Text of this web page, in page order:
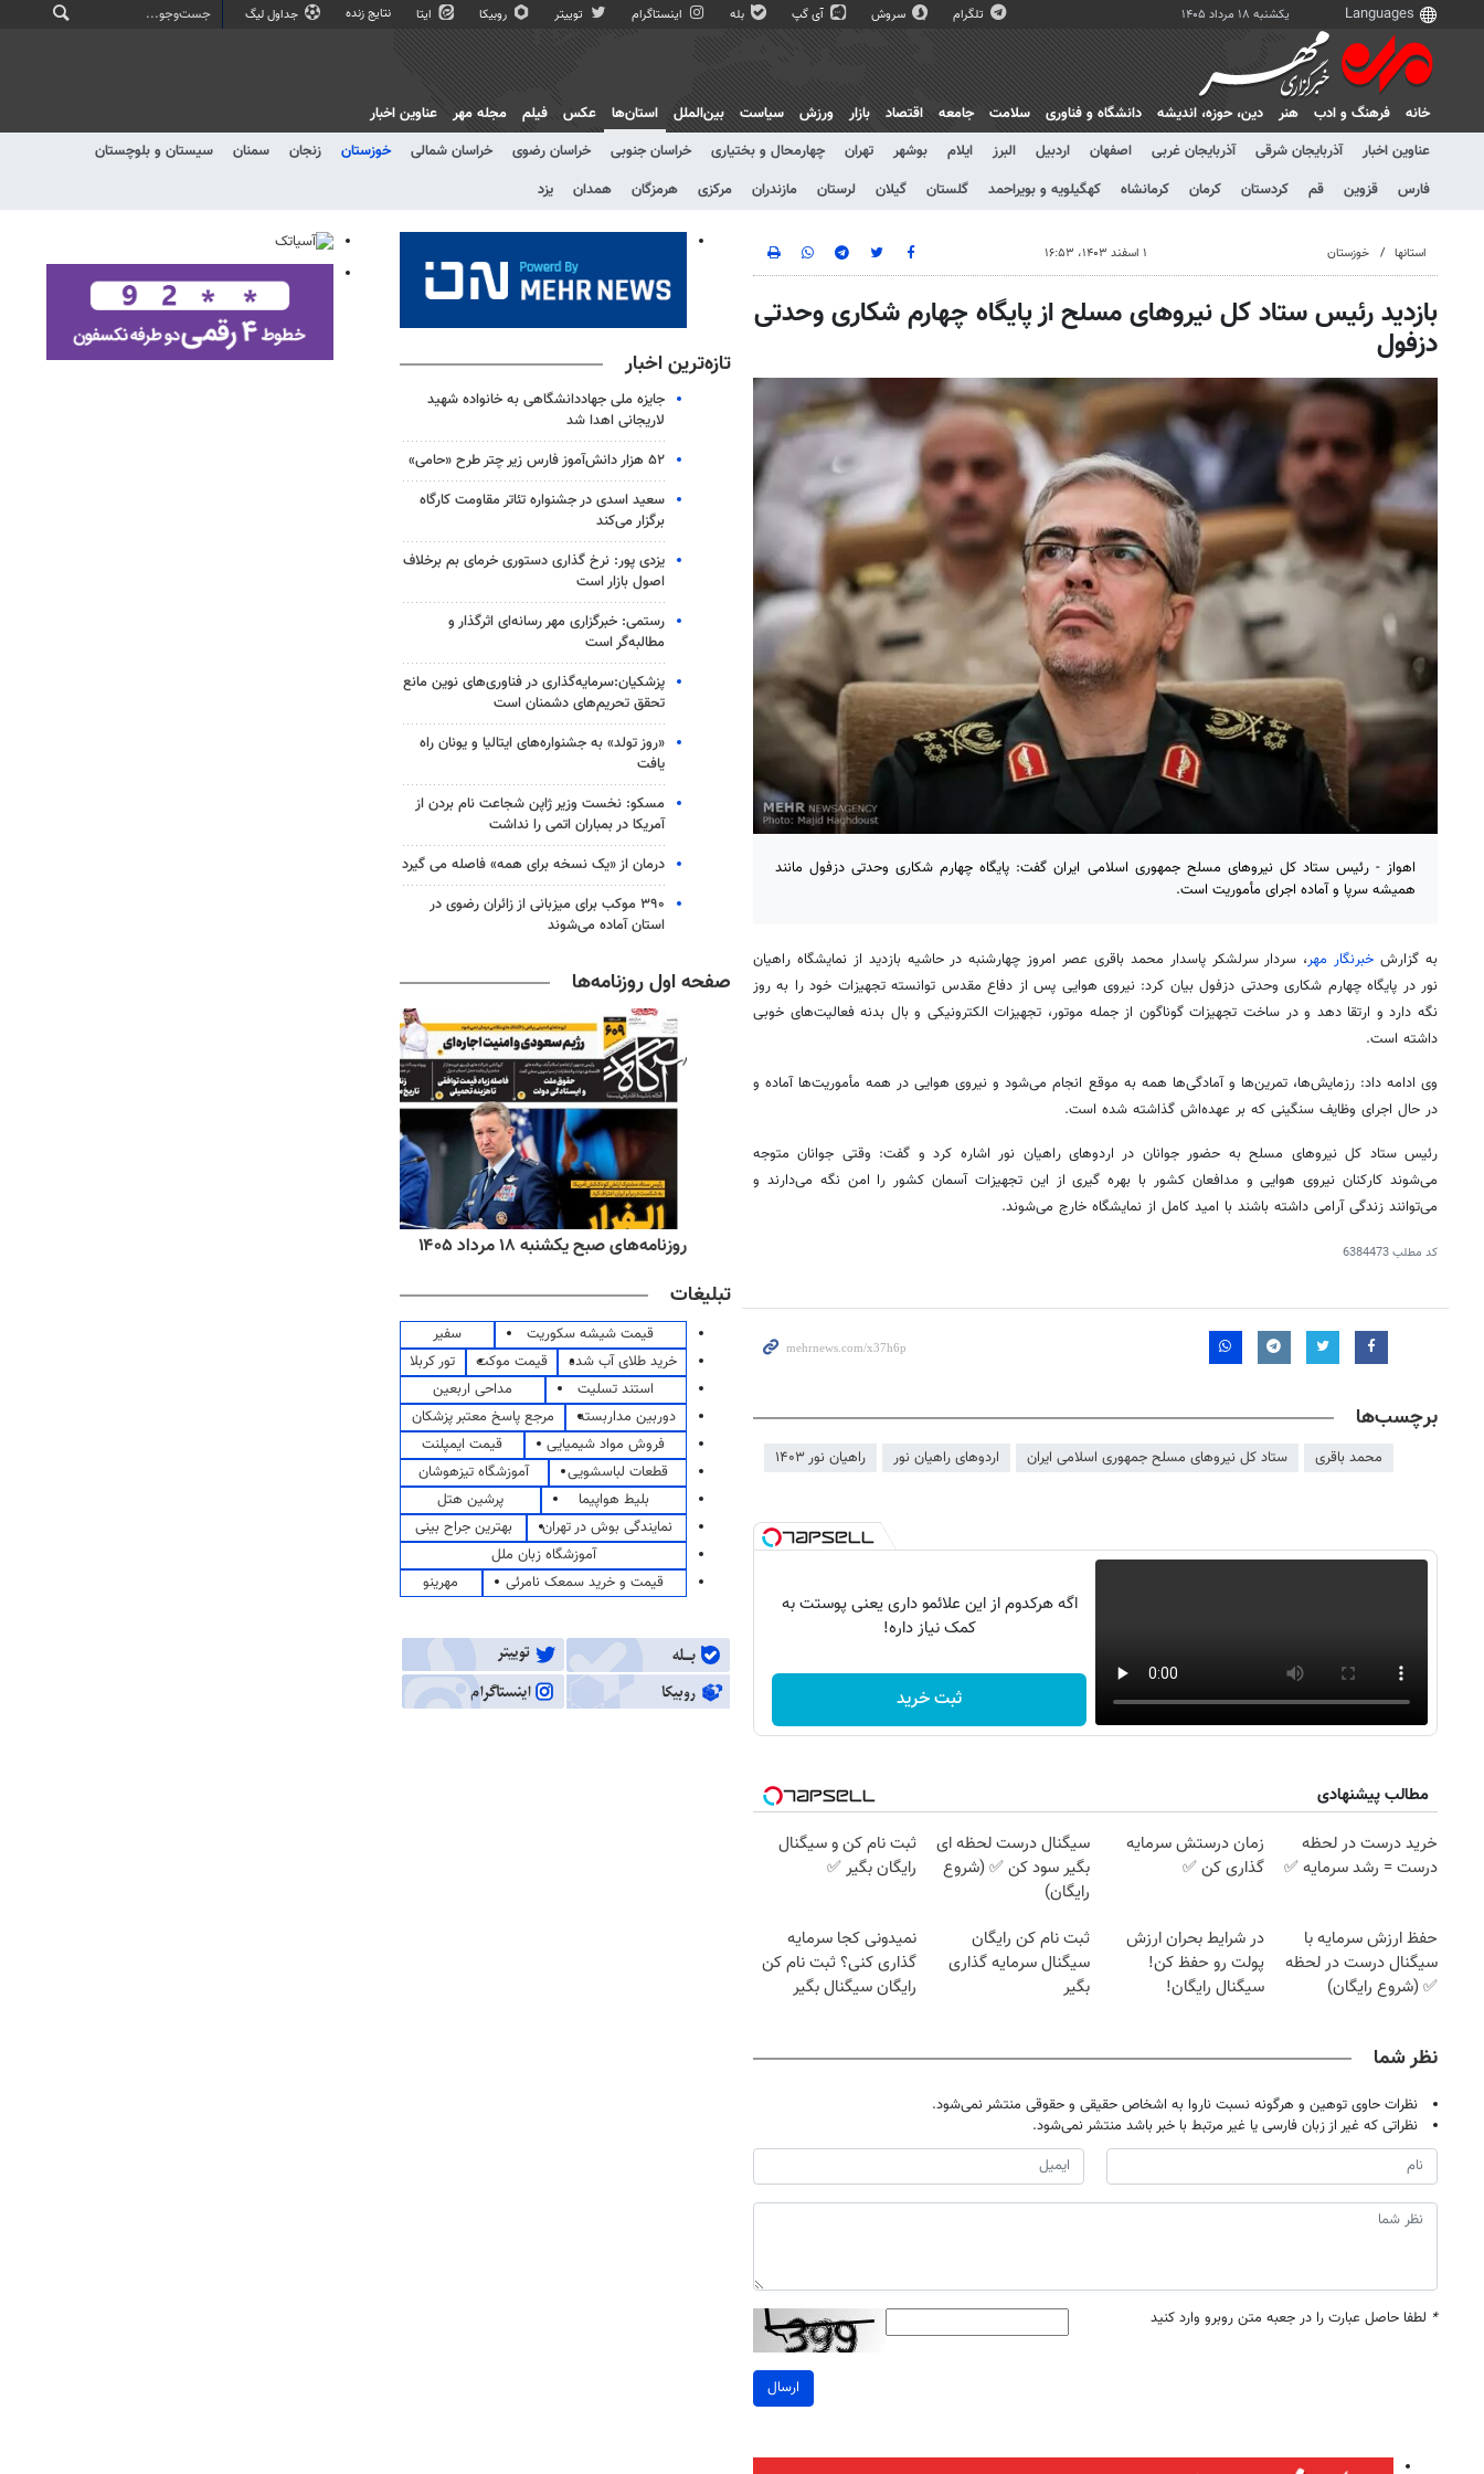
یکشنبه ۱۸ مرداد ۱۴۰۵ تلگرام سروش آی گپ بله اینستاگرام توییتر روبیکا ایتا نتایج زنده جداول لیگ
خانه فرهنگ و ادب هنر دين، حوزه، انديشه دانشگاه و فناوری سلامت جامعه اقتصاد بازار ورزش سیاست بین‌الملل
استان‌ها
عناوین اخبار
آذربایجان شرقی آذربایجان غربی اصفهان اردبیل البرز ایلام بوشهر تهران چهارمحال و بختیاری خراسان جنوبی خراسان رضوی خراسان شمالی خوزستان زنجان سمنان
سیستان و بلوچستان
فارس
قزوین قم کردستان کرمان کرمانشاه کهگیلویه و بویراحمد گلستان گیلان لرستان مازندران مرکزی هرمزگان همدان یزد
عکس فیلم مجله مهر عناوین اخبار
استانها خوزستان ۱ اسفند ۱۴۰۳، ۱۶:۵۳
بازدید رئیس ستاد کل نیروهای مسلح از پایگاه چهارم شکاری وحدتی
دزفول
اهواز - رئیس ستاد کل نیروهای مسلح جمهوری اسلامی ایران گفت: پایگاه چهارم شکاری وحدتی دزفول مانند
همیشه سرپا و آماده اجرای مأموریت است.
به گزارش خبرنگار مهر، سردار سرلشکر پاسدار محمد باقری عصر امروز چهارشنبه در حاشیه بازدید از نمایشگاه راهیان
نور در پایگاه چهارم شکاری وحدتی دزفول بیان کرد: نیروی هوایی پس از دفاع مقدس توانسته تجهیزات خود را به روز
نگه دارد و ارتقا دهد و در ساخت تجهیزات گوناگون از جمله موتور، تجهیزات الکترونیکی و بال بدنه فعالیت‌های خوبی
داشته است.
وی ادامه داد: رزمایش‌ها، تمرین‌ها و آمادگی‌ها همه به موقع انجام می‌شود و نیروی هوایی در همه مأموریت‌ها آماده و
در حال اجرای وظایف سنگینی که بر عهده‌اش گذاشته شده است.
رئیس ستاد کل نیروهای مسلح به حضور جوانان در اردوهای راهیان نور اشاره کرد و گفت: وقتی جوانان متوجه
می‌شوند کارکنان نیروی هوایی و مدافعان کشور با بهره گیریاز این تجهیزات آسمان کشور را امن نگه می‌دارند و
می‌توانند زندگی آرامی داشته باشند با امید کامل از نمایشگاه خارج می‌شوند.
کد مطلب6384473
برچسب‌ها
محمد باقری ستاد کل نیروهای مسلح جمهوری اسلامی ایران اردوهای راهیان نور راهیان نور ۱۴۰۳
اگه هرکدوم از این علائمو داری یعنی پوستت به
کمک نیاز داره!
ثبت خرید
مطالب پیشنهادی
خرید درست در لحظه
درست = رشد سرمایه ✅
زمان درستش سرمایه
گذاری کن ✅
سیگنال درست لحظه ای
بگیر سود کن ✅ (شروع
رایگان)
ثبت نام کن و سیگنال
رایگان بگیر ✅
حفظ ارزش سرمایه با
سیگنال درست در لحظه
✅ (شروع رایگان)
در شرایط بحران ارزش
پولت رو حفظ کن!
سیگنال رایگان!
ثبت نام کن رایگان
سیگنال سرمایه گذاری
بگیر
نمیدونی کجا سرمایه
گذاری کنی؟ ثبت نام کن
رایگان سیگنال بگیر
نظر شما
نظرات حاوی توهین و هرگونه نسبت ناروا به اشخاص حقیقی و حقوقی منتشر نمی‌شود.
نظراتی که غیر از زبان فارسی یا غیر مرتبط با خبر باشد منتشر نمی‌شود.
* لطفا حاصل عبارت را در جعبه متن روبرو وارد کنید
ارسال
تازه‌ترین اخبار
جایزه ملی جهاددانشگاهی به خانواده شهید
لاریجانی اهدا شد
۵۲ هزار دانش‌آموز فارس زیر چتر طرح «حامی»
سعید اسدی در جشنواره تئاتر مقاومت کارگاه
برگزار می‌کند
یزدی پور: نرخ‌ گذاری دستوری خرمای بم برخلاف
اصول بازار است
رستمی: خبرگزاری مهر رسانه‌ای اثرگذار و
مطالبه‌گر است
پزشکیان:سرمایه‌گذاری در فناوری‌های نوین مانع
تحقق تحریم‌های دشمنان است
«روز تولد» به جشنواره‌های ایتالیا و یونان راه
یافت
مسکو: نخست وزیر ژاپن شجاعت نام بردن از
آمریکا در بمباران اتمی را نداشت
درمان از «یک نسخه برای همه» فاصله می گیرد
۳۹۰ موکب برای میزبانی از زائران رضوی در
استان آماده می‌شوند
صفحه اول روزنامه‌ها
روزنامه‌های ورزشی یکشنبه ۱۸ مرداد ۱۴۰۵ روزنامه‌های صبح یکشنبه ۱۸ مرداد ۱۴۰۵
تبلیغات
قیمت شیشه سکوریت
سفیر
خرید طلای آب شده
قیمت موکت
تور کربلا
استند تسلیت
مداحی اربعین
دوربین مداربسته
مرجع پاسخ معتبر پزشکان
فروش مواد شیمیایی
قیمت ایمپلنت
قطعات لباسشویی
آموزشگاه تیزهوشان
بلیط هواپیما
پرشین هتل
نمایندگی بوش در تهران
بهترین جراح بینی
آموزشگاه زبان ملل
قیمت و خرید سمعک نامرئی
مهرینو